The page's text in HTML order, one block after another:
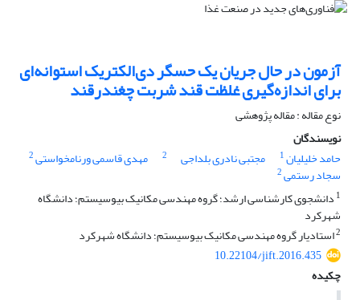
آزمون در حال جریان یک حسگر دی‌الکتریک استوانه‌ای
برای اندازه‌گیری غلظت قند شربت چغندرقند
نوع مقاله : مقاله پژوهشی
نویسندگان
حامد خلیلیان1 مجتبی نادری بلداجی 2 مهدی قاسمی ورنامخواستی2
سجاد رستمی2
1 دانشجوی کارشناسی ارشد؛ گروه مهندسی مکانیک بیوسیستم؛ دانشگاه
شهرکرد
2استادیار گروه مهندسی مکانیک بیوسیستم؛ دانشگاه شهرکرد
10.22104/jift.2016.435
چکیده